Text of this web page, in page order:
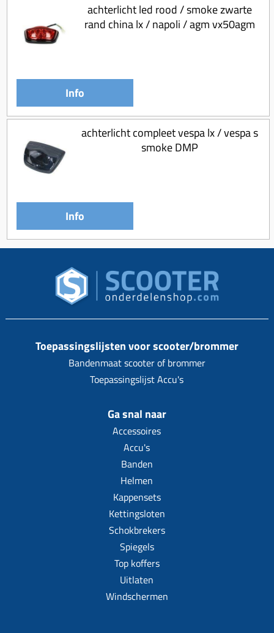
achterlicht led rood / smoke zwarte
rand china lx / napoli / agm vx50agm
Info
achterlicht compleet vespa lx / vespa s
smoke DMP
Info
Toepassingslijsten voor scooter/brommer
Bandenmaat scooter of brommer
Toepassingslijst Accu's
Ga snal naar
Accessoires
Accu's
Banden
Helmen
Kappensets
Kettingsloten
Schokbrekers
Spiegels
Top koffers
Uitlaten
Windschermen